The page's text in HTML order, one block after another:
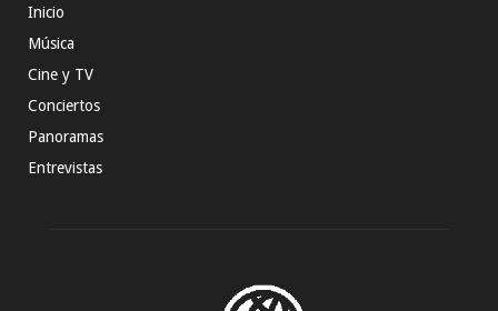
Inicio
Música
Cine y TV
Conciertos
Panoramas
Entrevistas